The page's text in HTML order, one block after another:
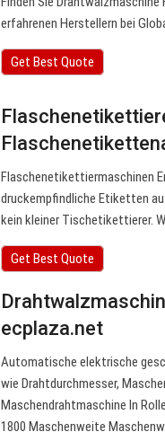
erfahrenen Herstellern bei
Get Best Quote
Flaschenetikettiermaschinen
druckempfindliche Etiketten
kein kleiner Tischetikettierer.
Get Best Quote
ecplaza.net
Automatische elektrische
wie Drahtdurchmesser,
Maschendrahtmaschine In
1800 Maschenweite